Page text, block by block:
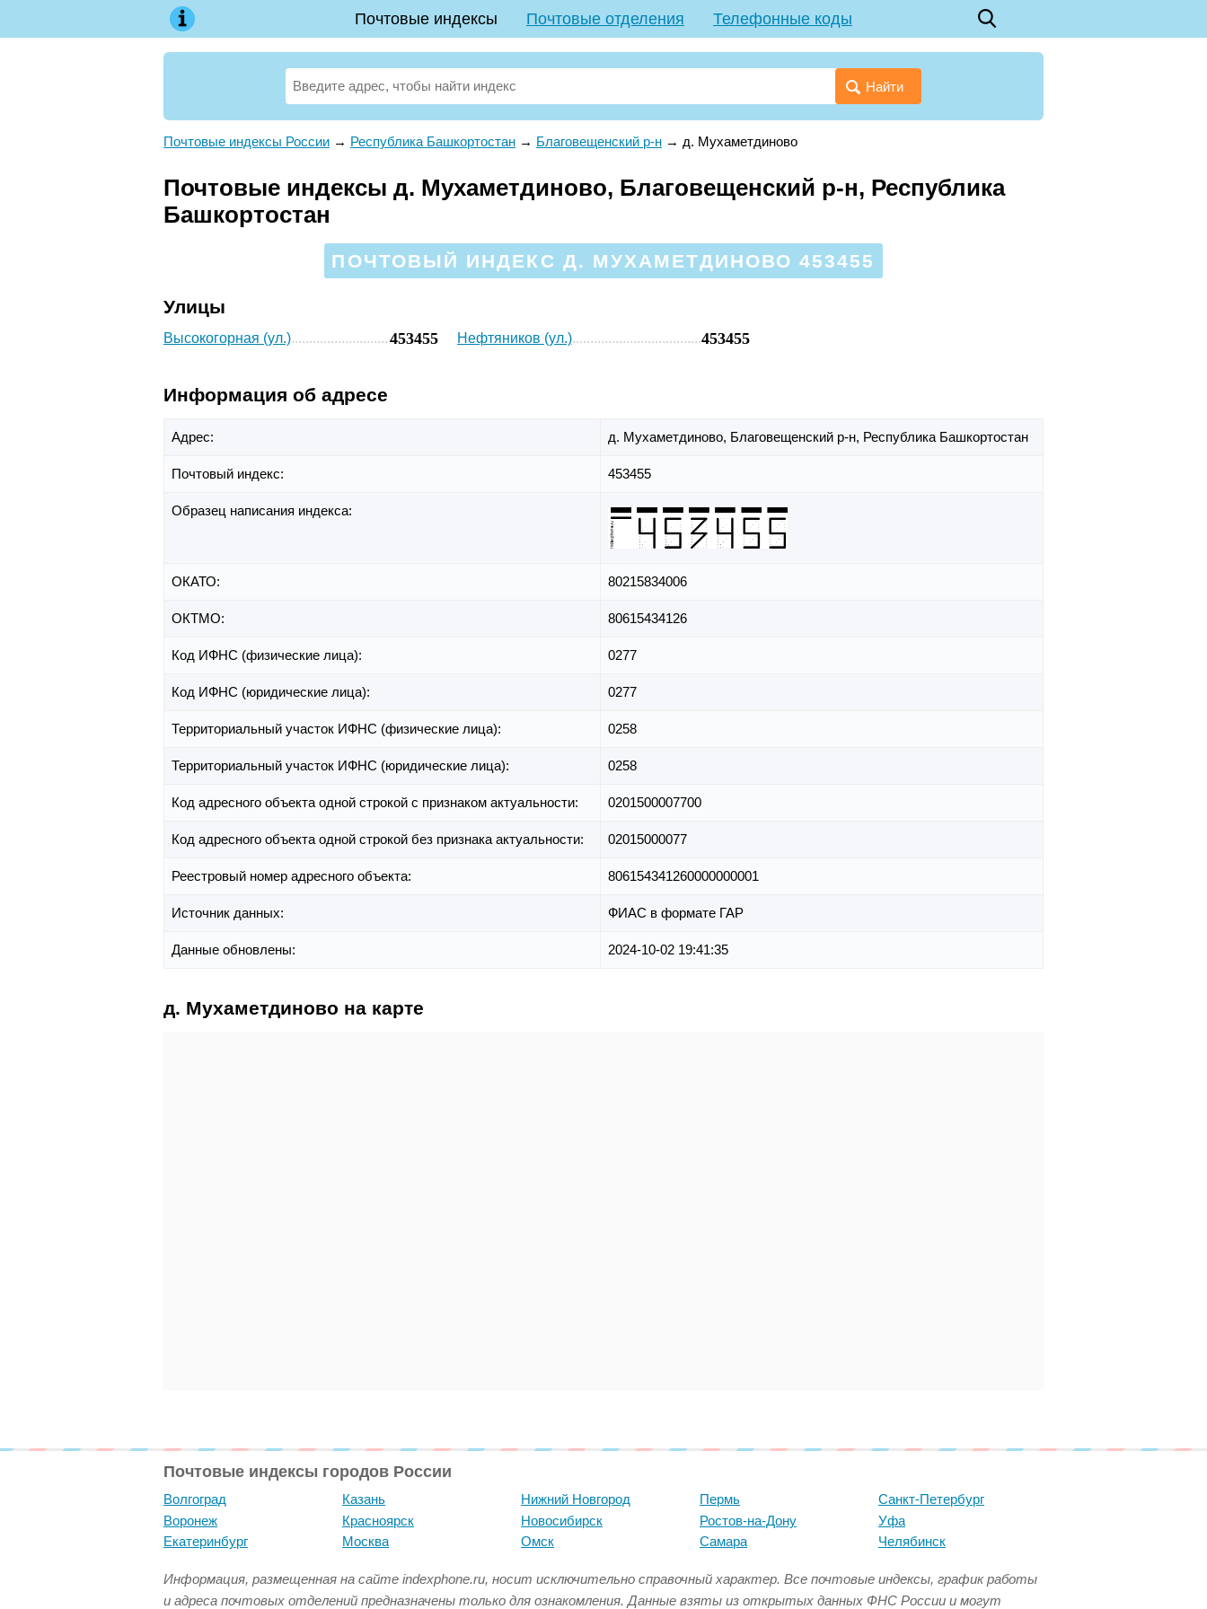
Почтовые индексы Почтовые отделения Телефонные коды
Найти
Почтовые индексы России → Республика Башкортостан → Благовещенский р-н → д. Мухаметдиново
Почтовые индексы д. Мухаметдиново, Благовещенский р-н, Республика
Башкортостан
ПОЧТОВЫЙ ИНДЕКС Д. МУХАМЕТДИНОВО 453455
Улицы
Высокогорная (ул.) 453455 Нефтяников (ул.) 453455
Информация об адресе
Адрес: д. Мухаметдиново, Благовещенский р-н, Республика Башкортостан
Почтовый индекс: 453455
Образец написания индекса:
ОКАТО: 80215834006
ОКТМО: 80615434126
Код ИФНС (физические лица): 0277
Код ИФНС (юридические лица): 0277
Территориальный участок ИФНС (физические лица): 0258
Территориальный участок ИФНС (юридические лица): 0258
Код адресного объекта одной строкой с признаком актуальности: 0201500007700
Код адресного объекта одной строкой без признака актуальности: 02015000077
Реестровый номер адресного объекта: 806154341260000000001
Источник данных: ФИАС в формате ГАР
Данные обновлены: 2024-10-02 19:41:35
д. Мухаметдиново на карте
Почтовые индексы городов России
Волгоград
Воронеж
Екатеринбург
Казань
Красноярск
Москва
Нижний Новгород
Новосибирск
Омск
Пермь
Ростов-на-Дону
Самара
Санкт-Петербург
Уфа
Челябинск
Информация, размещенная на сайте indexphone.ru, носит исключительно справочный характер. Все почтовые индексы, график работы
и адреса почтовых отделений предназначены только для ознакомления. Данные взяты из открытых данных ФНС России и могут